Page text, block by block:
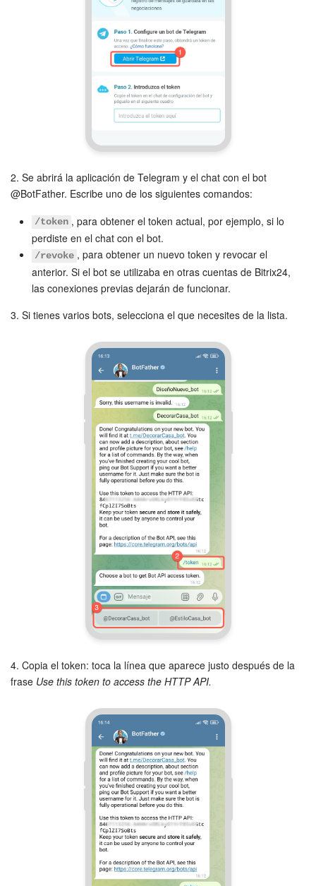
2. Se abrirá la aplicación de Telegram y el chat con el bot
@BotFather. Escribe uno de los siguientes comandos:
/token , para obtener el token actual, por ejemplo, si lo
perdiste en el chat con el bot.
/revoke , para obtener un nuevo token y revocar el
anterior. Si el bot se utilizaba en otras cuentas de Bitrix24,
las conexiones previas dejarán de funcionar.
3. Si tienes varios bots, selecciona el que necesites de la lista.
4. Copia el token: toca la línea que aparece justo después de la
frase Use this token to access the HTTP API.